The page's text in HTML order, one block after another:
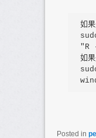
如
" R
如
Posted in